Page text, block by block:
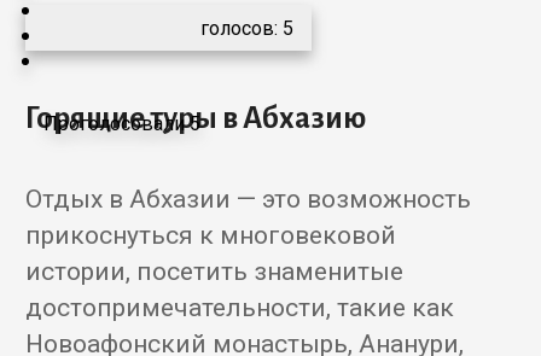
Проголосовали 5
голосов: 5
Горящие туры в Абхазию
Отдых в Абхазии — это возможность
прикоснуться к многовековой
истории, посетить знаменитые
достопримечательности, такие как
Новоафонский монастырь, Ананури,